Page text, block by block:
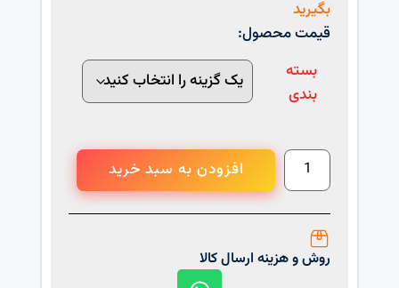
بگیرید
قیمت محصول:
بسته
بندی
افزودن به سبد خرید
روش و هزینه ارسال کالا